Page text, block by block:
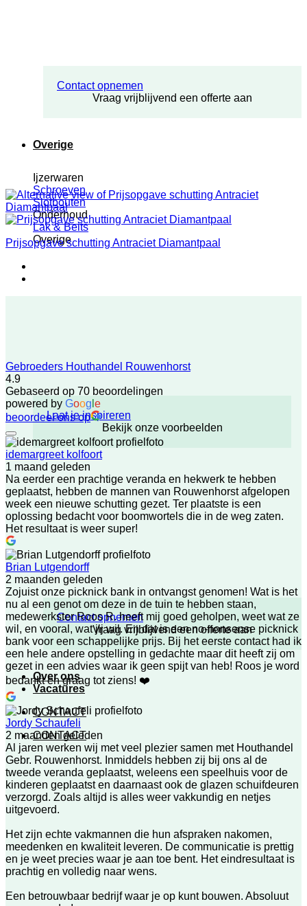
Contact opnemen
Vraag vrijblijvend een offerte aan
Overige
Ijzerwaren
Schroeven
Slotbouten
Onderhoud
Lak & Beits
Overige
Laat je inspireren
Bekijk onze voorbeelden
Contact opnemen
Vraag vrijblijvend een offerte aan
Over ons
Vacatures
CONTACT
CONTACT
Prijsopgave schutting Antraciet Diamantpaal
Gebroeders Houthandel Rouwenhorst
4.9
Gebaseerd op 70 beoordelingen
powered by Goog e
beoordeel ons op
idemargreet kolfoort
1 maand geleden
Na eerder een prachtige veranda en hekwerk te hebben
geplaatst, hebben de mannen van Rouwenhorst afgelopen
week een nieuwe schutting gezet. Ter plaatste is een
oplossing bedacht voor boomwortels die in de weg zaten.
Het resultaat is weer super!
Brian Lutgendorff
2 maanden geleden
Zojuist onze picknick bank in ontvangst genomen! Wat is het
nu al een genot om deze in de tuin te hebben staan,
medewerkster Roos R. heeft mij goed geholpen, weet wat ze
wil, en vooral, wat jij wil. En dat is een no-nonsense picknick
bank voor een schappelijke prijs. Bij het eerste contact had ik
een hele andere opstelling in gedachte maar dit heeft zij om
gezet in een advies waar ik geen spijt van heb! Roos je word
bedankt en graag tot ziens! ❤️
Jordy Schaufeli
2 maanden geleden
Al jaren werken wij met veel plezier samen met Houthandel
Gebr. Rouwenhorst. Inmiddels hebben zij bij ons al de
tweede veranda geplaatst, weleens een speelhuis voor de
kinderen geplaatst en daarnaast ook de glazen schuifdeuren
verzorgd. Zoals altijd is alles weer vakkundig en netjes
uitgevoerd.
Het zijn echte vakmannen die hun afspraken nakomen,
meedenken en kwaliteit leveren. De communicatie is prettig
en je weet precies waar je aan toe bent. Het eindresultaat is
prachtig en volledig naar wens.
Een betrouwbaar bedrijf waar je op kunt bouwen. Absoluut